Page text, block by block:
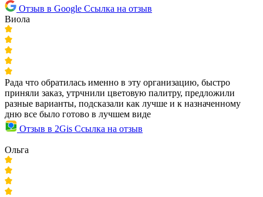
Отзыв в Google Ссылка на отзыв
Виола
Рада что обратилась именно в эту организацию, быстро
приняли заказ, утрчнили цветовую палитру, предложили
разные варианты, подсказали как лучше и к назначенному
дню все было готово в лучшем виде
Отзыв в 2Gis Ссылка на отзыв
Ольга